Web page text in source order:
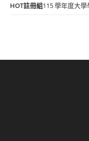
HOT註冊組115 學年度大